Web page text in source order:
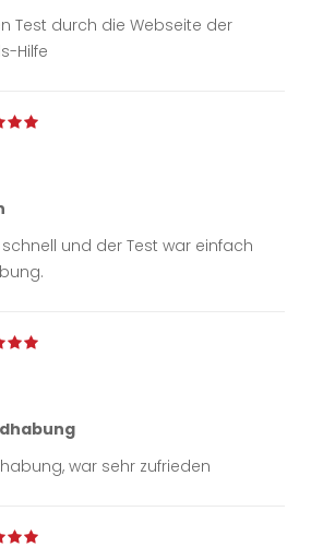
Test durch die Webseite der
Hilfe
und der Test war einfach
war sehr zufrieden